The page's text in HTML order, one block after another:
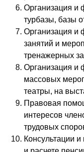
Организация и
турбазы, базы
Организация и
занятий и
тренажерных
Организация и
массовых
театры, на
Правовая
интересов
трудовых
Консультации